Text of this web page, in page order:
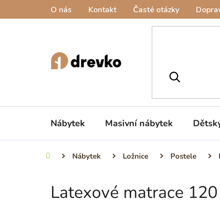
O nás Kontakt Časté otázky
Nábytek Masivní nábytek
Domů Nábytek Ložnice Postele
Latexové matrace